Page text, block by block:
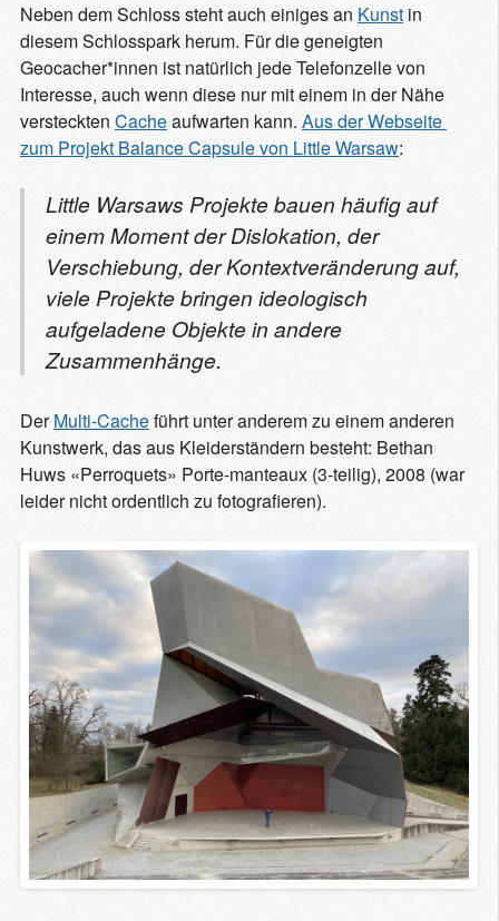
Neben dem Schloss steht auch einiges an Kunst in
diesem Schlosspark herum. Für die geneigten
Geocacher*innen ist natürlich jede Telefonzelle von
Interesse, auch wenn diese nur mit einem in der Nähe
versteckten Cacheaufwarten kann. Aus der Webseite
zum Projekt Balance Capsule von Little Warsaw:
Little Warsaws Projekte bauen häufig auf
einem Moment der Dislokation, der
Verschiebung, der Kontextveränderung auf,
viele Projekte bringen ideologisch
aufgeladene Objekte in andere
Zusammenhänge.
DerMulti-Cacheführt unter anderem zu einem anderen
Kunstwerk, das aus Kleiderständern besteht: Bethan
Huws «Perroquets» Porte-manteaux (3-teilig), 2008 (war
leider nicht ordentlich zu fotografieren).